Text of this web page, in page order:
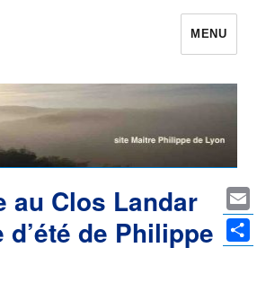
de Lyon le site qui était
MENU
au Clos Landar
de Philippe